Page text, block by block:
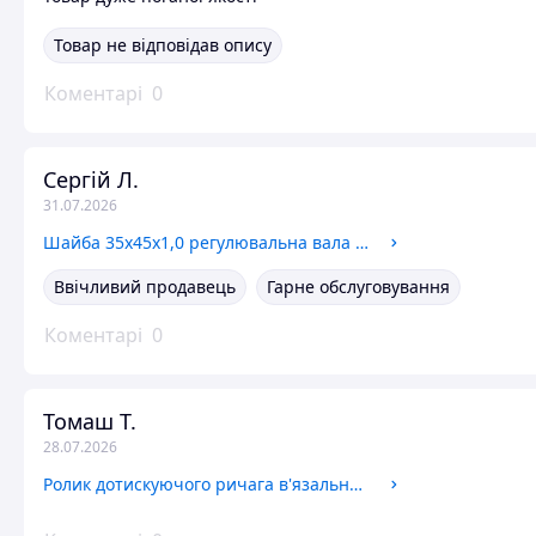
Товар не відповідав опису
Коментарі 0
Сергій Л.
31.07.2026
Шайба 35x45x1,0 регулювальна вала у язального апарату на прес-підбирач Famarol Z-511 8245-511-007-220
Ввічливий продавець
Гарне обслуговування
Коментарі 0
Томаш Т.
28.07.2026
Ролик дотискуючого ричага в'язального апарату прес-підбирача Welger 0326.14 032614 0326.14.00.00